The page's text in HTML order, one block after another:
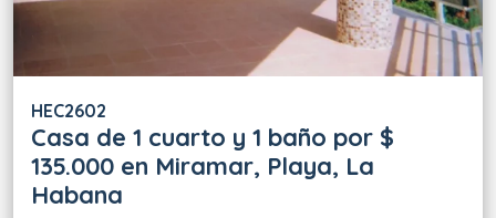
HEC2602
Casa de 1 cuarto y 1 baño por $
135.000 en Miramar, Playa, La
Habana